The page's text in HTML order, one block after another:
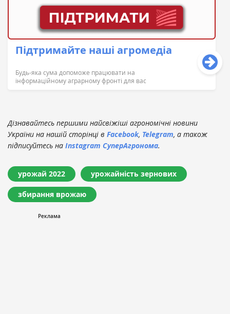
Підтримайте наші агромедіа
Будь-яка сума допоможе працювати на
інформаційному аграрному фронті для вас
Дізнавайтесь першими найсвіжіші агрономічні новини
України на нашій сторінці в Facebook, Telegram, а також
підписуйтесь на Instagram СуперАгронома.
урожай 2022 урожайність зернових
збирання врожаю